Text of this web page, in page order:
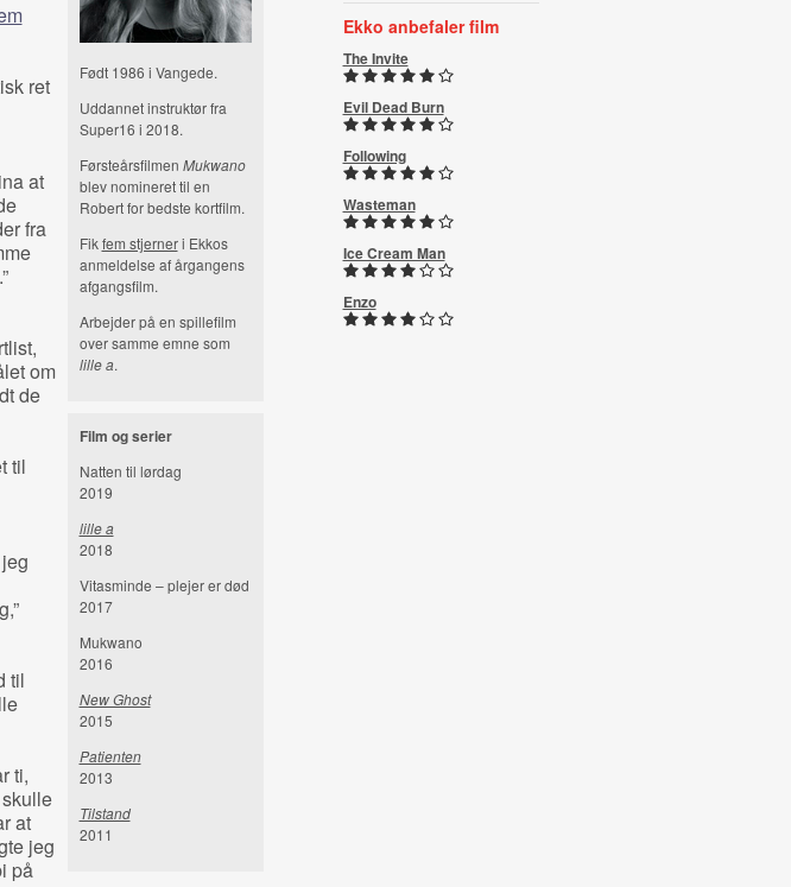
ret
at
fra
om
de
til
til
ti,
at
jeg
på
Født 1986 i Vangede.
Uddannet instruktør fra
Super16 i 2018.
Førsteårsfilmen Mukwano
blev nomineret til en
Robert for bedste kortfilm.
Fikfem stjerneri Ekkos
anmeldelse af årgangens
afgangsfilm.
Arbejder på en spillefilm
over samme emne som
lille a.
Film og serier
Natten til lørdag
2019
lille a
2018
Vitasminde – plejer er død
2017
Mukwano
2016
New Ghost
2015
Patienten
2013
Tilstand
2011
Ekko anbefaler film
The Invite
Evil Dead Burn
Following
Wasteman
Ice Cream Man
Enzo